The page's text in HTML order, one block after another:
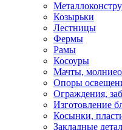
Козырьки
Лестницы
Фермы
Рамы
Косоуры
Мачты,
Опоры
Ограждения,
Изготовление
Косынки,
Закладные